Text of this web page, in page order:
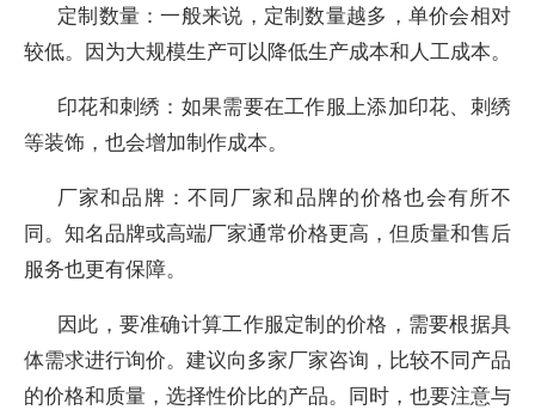
定制数量：一般来说，定制数量越多，单价会相对
较低。因为大规模生产可以降低生产成本和人工成本。
印花和刺绣：如果需要在工作服上添加印花、刺绣
等装饰，也会增加制作成本。
厂家和品牌：不同厂家和品牌的价格也会有所不
同。知名品牌或高端厂家通常价格更高，但质量和售后
服务也更有保障。
因此，要准确计算工作服定制的价格，需要根据具
体需求进行询价。建议向多家厂家咨询，比较不同产品
的价格和质量，选择性价比的产品。同时，也要注意与